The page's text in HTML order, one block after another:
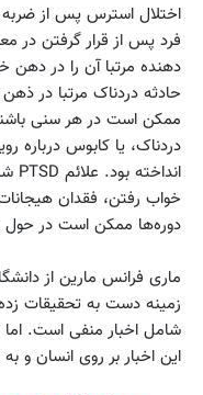
اختلال استرس پس از
فرد پس از قرار گرفتن در
دهنده مرتبا آن را در دهن
حادثه دردناک مرتبا در
ممکن است در هر سنی
دردناک، یا کابوس درباره
انداخته بود. علائم PTSD شامل؛
خواب رفتن، فقدان
دوره‌ها ممکن است در حول
ماری فرانس مارین از
زمینه دست به تحقیقات
شامل اخبار منفی است. اما
این اخبار بر روی انسان و